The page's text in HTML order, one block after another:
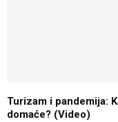
Turizam i pandemija:
domaće? (Video)